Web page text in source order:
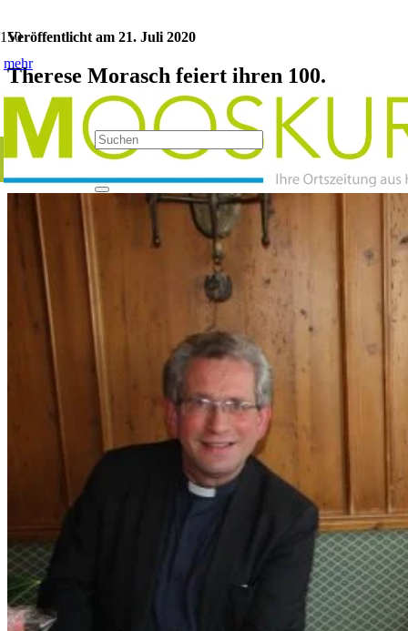
mehr
Veröffentlicht am 21. Juli 2020
Therese Morasch feiert ihren 100.
Geburtstag
Kategorie:
Geburtstage